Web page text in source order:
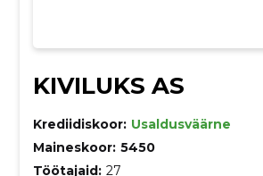
KIVILUKS AS
Krediidiskoor: Usaldusväärne
Maineskoor: 5450
Töötajaid: 27